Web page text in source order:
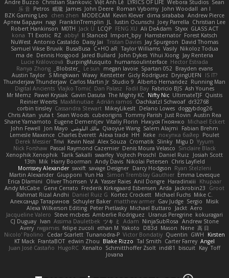
Andre Buzzo Christian Stankovic Việt Anh Lê LYRICS OF LIFE Webora Studios Sean
乐 音 Petros 眠瓏 James John Deere Roman Vyborny John Woodall an l
BZK Gaming Leo
chen zhen MODECAM Kevin Klever dima sirababa Andrew Pierce
Артем Бардин nagi FranklinTremplin JL Iustin Ocunschi Joey Parrella Christian Lee
Robert Hankinson M0TH Jack Ü LCQP FENG XU Ali DeAdam Styxx GLASS ACT
kona T1 Exotic RZ abby! ll Stanced Import_bpy Hamsternator Forest Katsch
NuWest Antonio Castaldo Daisy Jai Tristan Davies Jay Spurgeon David Thomas
Samuel Vikse Bruvik BusaBusa C+HO aR Taylor Williams Vasily Nikoloz Todua
ma de Dennis Hosgood Jared Bullard John Dykes Yihui Xiong Jay Renteria
Lucie Královcová BurpingMusquito humansoulinterface Hector Estrada
Ranya Zhong
_Blobster_ Le sun megan lavoie Spartan 052 Brayden evans
Austin Taylor S Mingkwan Wawy Kerstetter Gicly Rodríguez DryingUEFN
IS IT?
Thunderjaw Thunderjaw Carlos Martin Jr Studio 9 Alberto Hernandez Running Man
Digital Ancients Vlajko Tomić Dan Palasz Fadil Bay Fabricio BJS Ash Younes
Mr Memz Paweł Krysiak Gavin Dasuta The Mighty KC Nifty Nic UltimateTJF Quistis
Reinier Weerts MaxMinutiae Adrián ramos Oachkatzl Schwoaf dr32768
corbin tinsley Cassandra Stewart MikeyLikesIt Delano Lowes doggybdog26
Chris Aitan yuta t Sean Woods cubeorigins Tommy Parish Just Rovin Austin Rea
Shane Yamamoto Eugene Dementjev Vitaliy Florin Никуся Гноянко Michael Eckert
John Fewell
Jon Mayo مالك البلوشي Qiaoyue Wang Salem Alajmi
Fabian Brehm
Lemesle Maxence Charles Everett Alexa trade HH Keke покупка байер Poulet
Derek Messier Trivi Kevin Neal Alex Souza Cromatik Slinky Migu D Yyyum
Nick Forshaw Pascal Raymond Cazemier Denis Moura Velasco Sinclaire Black
Xenophik Xenophik Tarik Sakalli swarfey Vojtech Proschl Daniel Ruiz
Josiah Scott
13th Mik Harry Boorman Andy Davis Nikolai Petersen Chris Layfield
Morrissey Alexander swxift savage Designer Darcy Hodgson Ryan Stelzleni
Martin Alexander Giupponi Yun Ha Simon Tremblay Gauthier Emma Levesque
Erica Dlamini
Oliver Thomsen V A Yasser Raies Anil Dongre Haradinxiii
Khupaar
Andy McCabe Gene Cerrato Frederik Kirkegaard Esbensen Arda Jackrobin23
Groot
Rahmat Rizal Andhi Daniel Ruiz G Kortez Crockett Michael Fuchs Mike C.
Александр Татаринов Schuyler Baker matthew armer Gav Judge Sergio
Misik
Alexa Wilkerson Editing Peter Pietlasky Michael Buttaro Jackt Aero
Jacqueline Valero Steve mcbees Amberlie Rodriguez Uranus Peregrine kokuragari
CJ Duguay Ivan Assima Dauletbek ツキ ミ Adam NinjaSubRosa Andrew Stone
Avery rwgames felipe zucoli ethan M Yakoto DB3d Mason Nene 高 日
Nicolo' Paolino
Cedar Scarlett Tunanodra-P Victor Bondatiy Quentin GWH
Kirsten
KT Mack FrantaBOT edwin Zhou Blake Rizzo Tal Smith Carter Farrey Angel
Juan José Castaño HugoRC Xenalto Schmitthoffer Zsolt indi81 biscuit Kay Toff
Jovana